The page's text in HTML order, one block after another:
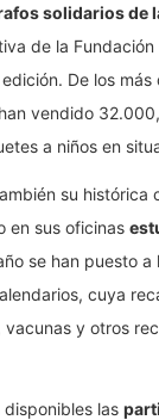
solidarios de
de la
De los
vendido
a niños en
su histórica
en sus oficinas
se han puesto
cuya
y otros
disponibles las